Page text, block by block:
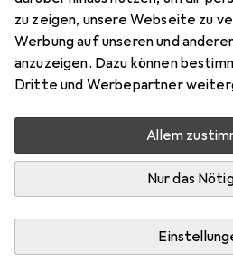
zu zeigen, unsere Webseite zu
Werbung auf unseren und
anzuzeigen. Dazu können
Dritte und Werbepartner
Allem
Nur das
Preis in EUR inkl. MwSt.
Schneller lieferbar
Angebot fürEUR
17,46
1
Zwischen Do, 13.8. und Do,
Mehr als 10 Stück an Lager